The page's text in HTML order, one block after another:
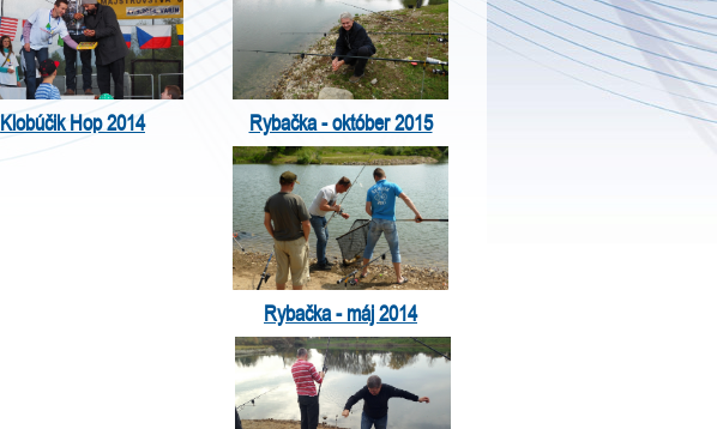
Klobúčik Hop 2014 Rybačka - október 2015
Rybačka - máj 2014